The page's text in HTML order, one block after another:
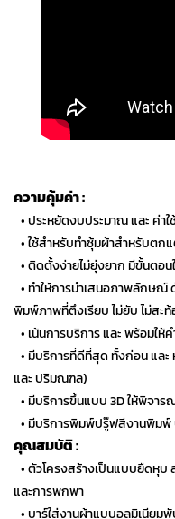
ความคุ้มค่า :
• ประหยัดงบประมาณ และ ค่าใ
• ใช้สำหรับทำซุ้มผ้าสำหรับตก
• ติดตั้งง่ายไม่ยุ่งยาก มีขั้นตอ
• ทำให้การนำเสนอภาพลักษ
พิมพ์ภาพที่ตึงเรียบ ไม่ยับ ไม่สะ
• เน้นการบริการ และ พร้อมใ
• มีบริการที่ดีที่สุด ทั้งก่อน และ
และ ปริมณฑล)
• มีบริการขึ้นแบบ 3D ให้พิจาร
• มีบริการพิมพ์ปรู๊ฟสีงานพิมพ์
คุณสมบัติ :
• ตัวโครงสร้างเป็นแบบยืดหุบ
และการพกพา
• บาร์ใส่งานผ้าแบบอลูมิเนียม